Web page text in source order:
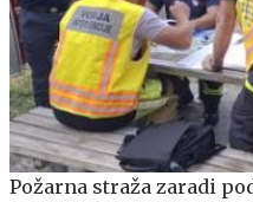
Požarna straža zaradi